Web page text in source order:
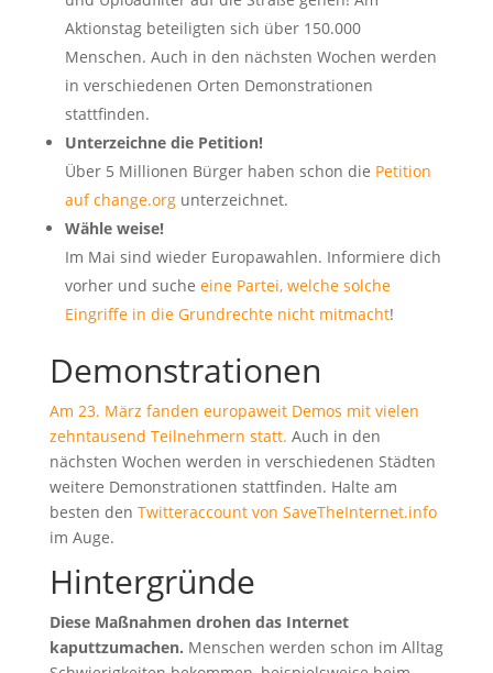
Aktionstag beteiligten sich über 150.000
Menschen. Auch in den nächsten Wochen werden
in verschiedenen Orten Demonstrationen
stattfinden.
Unterzeichne die Petition!
Über 5 Millionen Bürger haben schon die Petition
auf change.orgunterzeichnet.
Wähle weise!
Im Mai sind wieder Europawahlen. Informiere dich
vorher und suche eine Partei, welche solche
Eingriffe in die Grundrechte nicht mitmacht!
Demonstrationen
Am 23. März fanden europaweit Demos mit vielen
zehntausend Teilnehmern statt. Auch in den
nächsten Wochen werden in verschiedenen Städten
weitere Demonstrationen stattfinden. Halte am
besten den Twitteraccount von SaveTheInternet.info
im Auge.
Hintergründe
Diese Maßnahmen drohen das Internet
kaputtzumachen. Menschen werden schon im Alltag